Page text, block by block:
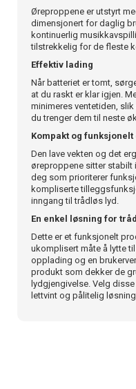
Øreproppene er utstyrt
dimensjonert for daglig
kontinuerlig
tilstrekkelig for de fleste
Effektiv lading
Når batteriet er tomt,
at du raskt er klar igjen.
minimeres ventetiden,
du trenger dem til neste
Kompakt og funksjonelt
Den lave vekten og det
øreproppene sitter stabilt
deg som prioriterer
kompliserte
inngang til trådløs lyd.
En enkel løsning for
Dette er et funksjonelt
ukomplisert måte å lytte
opplading og en
produkt som dekker de
lydgjengivelse. Velg
lettvint og pålitelig